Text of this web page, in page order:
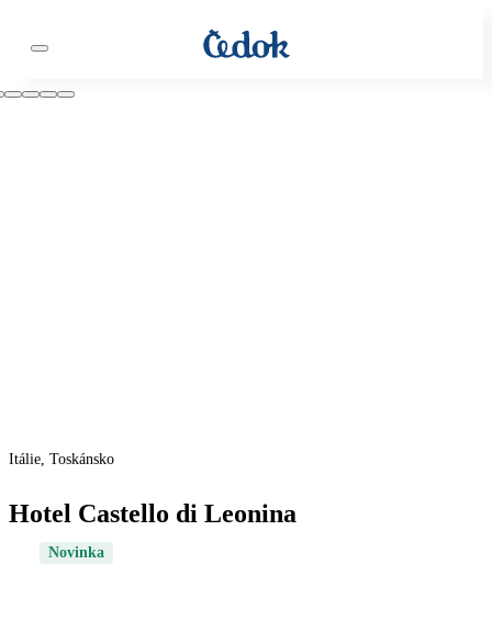
Itálie, Toskánsko
Hotel Castello di Leonina
Novinka